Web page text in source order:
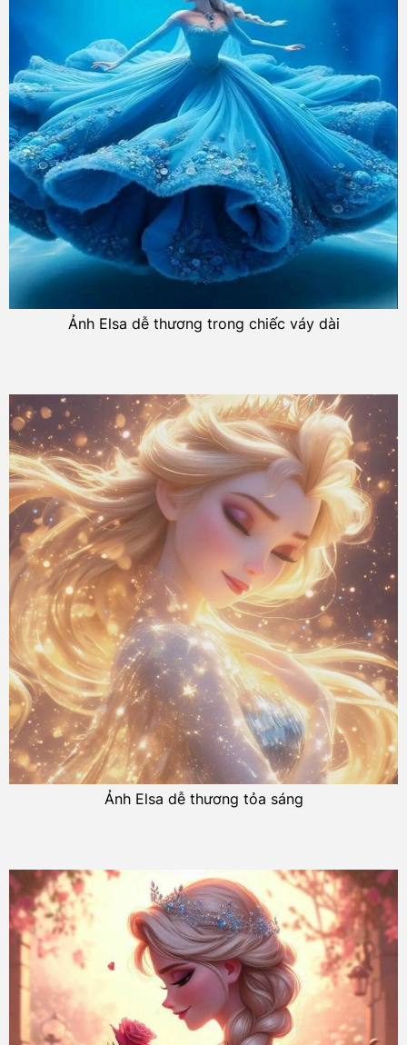
Ảnh Elsa dễ thương trong chiếc váy dài
Ảnh Elsa dễ thương tỏa sáng